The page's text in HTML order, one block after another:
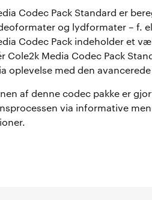
Codec Pack Standard er
og lydformater – f.
Codec Pack indeholder et
Cole2k Media Codec Pack
oplevelse med den
af denne codec pakke er
via informative